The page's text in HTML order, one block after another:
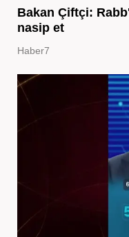
Bakan Çiftçi:
nasip et
Haber7